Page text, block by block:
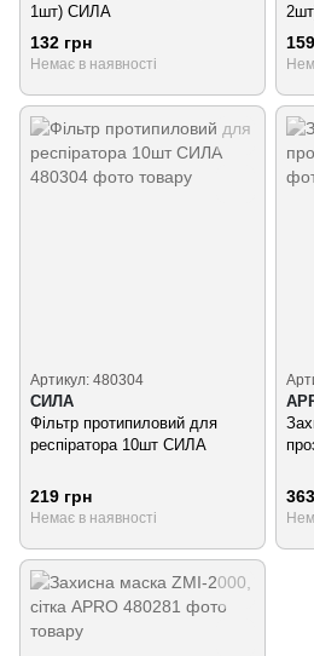
1шт) СИЛА
132 грн
Немає в наявності
Артикул: 480304
СИЛА
Фільтр протипиловий для
респіратора 10шт СИЛА
219 грн
Немає в наявності